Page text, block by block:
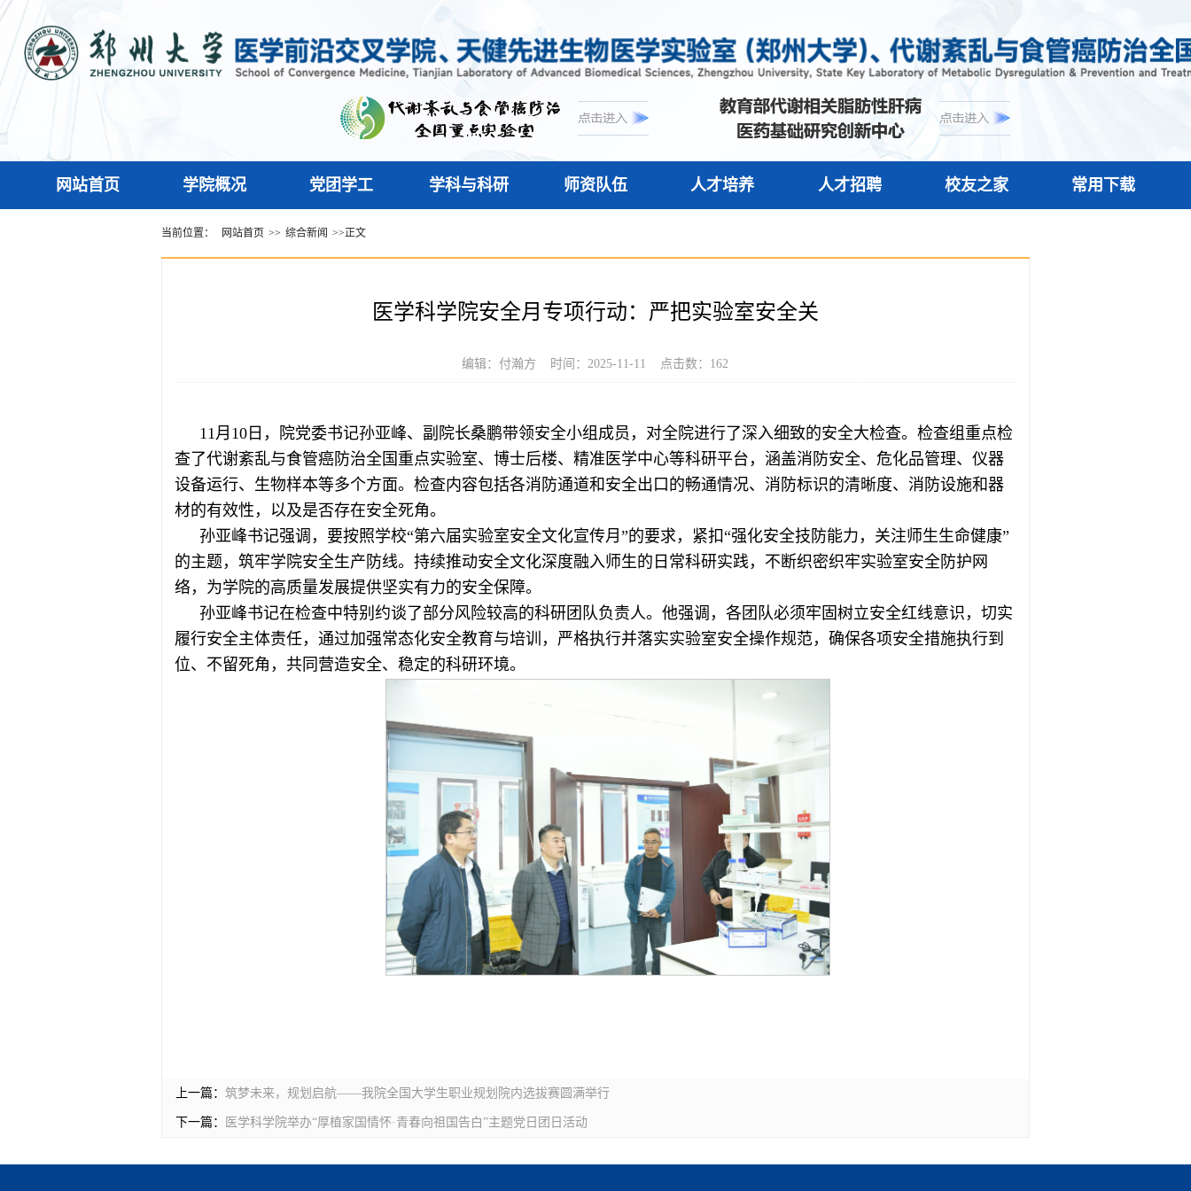
网站首页 学院概况 党团学工 学科与科研 师资队伍 人才培养 人才招聘 校友之家 常用下载
当前位置： 网站首页 >> 综合新闻 >>正文
医学科学院安全月专项行动：严把实验室安全关
编辑：付瀚方 时间：2025-11-11 点击数： 162
11月10日，院党委书记孙亚峰、副院长桑鹏带领安全小组成员，对全院进行了深入细致的安全大检查。检查组重点检
查了代谢紊乱与食管癌防治全国重点实验室、博士后楼、精准医学中心等科研平台，涵盖消防安全、危化品管理、仪器
设备运行、生物样本等多个方面。检查内容包括各消防通道和安全出口的畅通情况、消防标识的清晰度、消防设施和器
材的有效性，以及是否存在安全死角。
孙亚峰书记强调，要按照学校“第六届实验室安全文化宣传月”的要求，紧扣“强化安全技防能力，关注师生生命健康”
的主题，筑牢学院安全生产防线。持续推动安全文化深度融入师生的日常科研实践，不断织密织牢实验室安全防护网
络，为学院的高质量发展提供坚实有力的安全保障。
孙亚峰书记在检查中特别约谈了部分风险较高的科研团队负责人。他强调，各团队必须牢固树立安全红线意识，切实
履行安全主体责任，通过加强常态化安全教育与培训，严格执行并落实实验室安全操作规范，确保各项安全措施执行到
位、不留死角，共同营造安全、稳定的科研环境。
上一篇： 筑梦未来，规划启航——我院全国大学生职业规划院内选拔赛圆满举行
下一篇： 医学科学院举办“厚植家国情怀·青春向祖国告白”主题党日团日活动